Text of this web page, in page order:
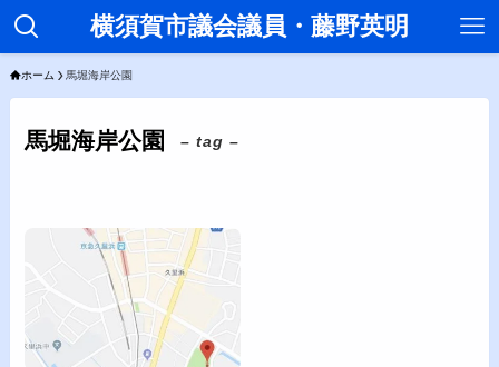
横須賀市議会議員・藤野英明
ホーム 馬堀海岸公園
馬堀海岸公園 – tag –